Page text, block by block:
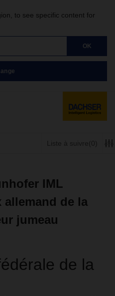
to see specific content for
OK
Liste à suivre(0)
IML
de la
jumeau
de la